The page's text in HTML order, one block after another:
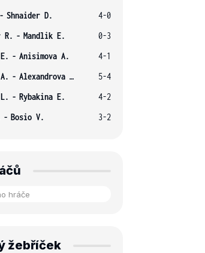
- Shnaider D.
4-0
R. - Mandlik E.
0-3
- Anisimova A.
4-1
- Alexandrova E.
5-4
- Rybakina E.
4-2
- Bosio V. 3-2
žebříček